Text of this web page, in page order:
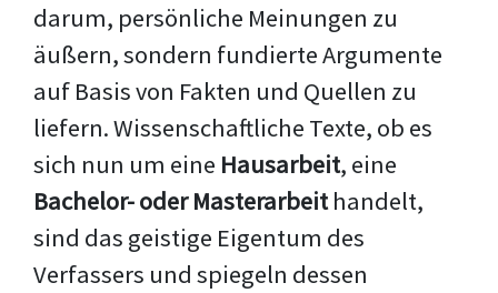
darum, persönliche Meinungen zu
äußern, sondern fundierte Argumente
auf Basis von Fakten und Quellen zu
liefern. Wissenschaftliche Texte, ob es
sich nun um eine Hausarbeit, eine
Bachelor- oder Masterarbeithandelt,
sind das geistige Eigentum des
Verfassers und spiegeln dessen